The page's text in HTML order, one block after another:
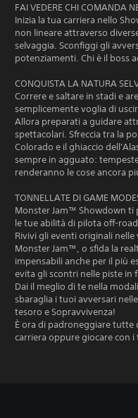
FAI VEDERE CHI COMANDA
Inizia la tua carriera nello
non lineare attraverso
selvaggia. Sconfiggi gli
potenziamenti. Chi è il boss
CONQUISTA LA NATURA
Correre e saltare in stadi e
semplicemente voglia di
Allora preparati a guidare
spettacolari. Sfreccia tra la
Colorado e il ghiaccio
sempre in agguato:
renderanno le cose ancora
TONNELLATE DI GAME
Monster Jam™ Showdown ti
le tue abilità di pilota off-
Rivivi gli eventi originali
Monster Jam™, o sfida la
impensabili anche per il più
evita gli scontri nelle piste in
Dai il meglio di te nella
sbaraglia i tuoi avversari
tesoro e Sopravvivenza!
È ora di padroneggiare tutte
carriera oppure giocare con